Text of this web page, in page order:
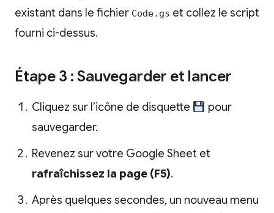
existant dans le fichier Code.gs et collez le script
fourni ci-dessus.
Étape 3 : Sauvegarder et lancer
Cliquez sur l’icône de disquette
pour
sauvegarder.
Revenez sur votre Google Sheet et
rafraîchissez la page (F5).
Après quelques secondes, un nouveau menu